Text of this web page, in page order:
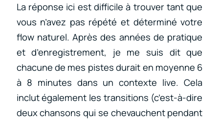
La réponse ici est difficile à trouver tant que
vous n’avez pas répété et déterminé votre
flow naturel. Après des années de pratique
et d’enregistrement, je me suis dit que
chacune de mes pistes durait en moyenne 6
à 8 minutes dans un contexte live. Cela
inclut également les transitions (c’est-à-dire
deux chansons qui se chevauchent pendant